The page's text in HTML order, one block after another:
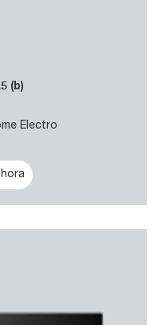
(b)
Electro